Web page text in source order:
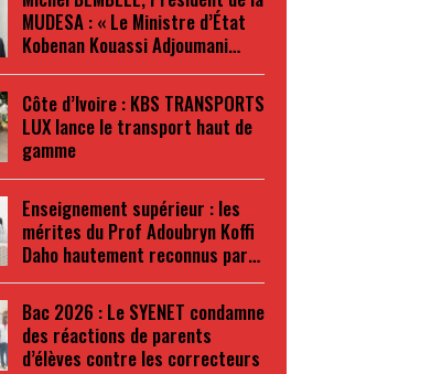
MUDESA : « Le Ministre d’État
Kobenan Kouassi Adjoumani…
Côte d’Ivoire : KBS TRANSPORTS
LUX lance le transport haut de
gamme
Enseignement supérieur : les
mérites du Prof Adoubryn Koffi
Daho hautement reconnus par…
Bac 2026 : Le SYENET condamne
des réactions de parents
d’élèves contre les correcteurs